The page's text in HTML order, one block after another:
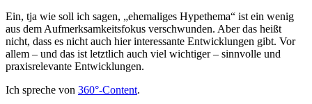
Ein, tja wie soll ich sagen, „ehemaliges Hypethema“ ist ein wenig
aus dem Aufmerksamkeitsfokus verschwunden. Aber das heißt
nicht, dass es nicht auch hier interessante Entwicklungen gibt. Vor
allem – und das ist letztlich auch viel wichtiger – sinnvolle und
praxisrelevante Entwicklungen.
Ich spreche von 360°-Content.